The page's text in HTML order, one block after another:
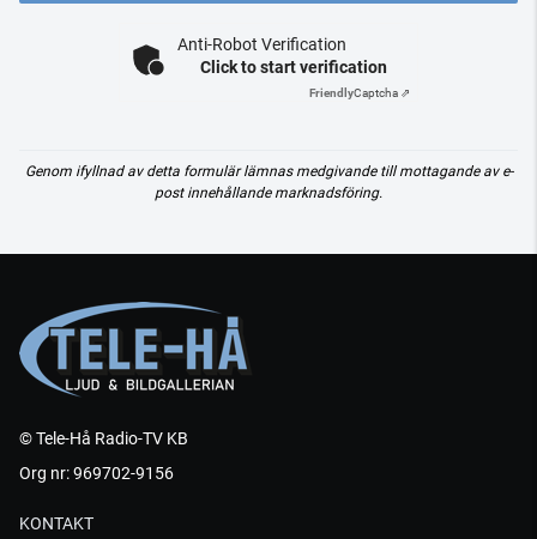
Anti-Robot Verification
Click to start verification
FriendlyCaptcha ⇗
Genom ifyllnad av detta formulär lämnas medgivande till mottagande av e-
post innehållande marknadsföring.
© Tele-Hå Radio-TV KB
Org nr: 969702-9156
KONTAKT